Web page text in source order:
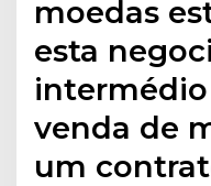
moedas
esta
venda de
um